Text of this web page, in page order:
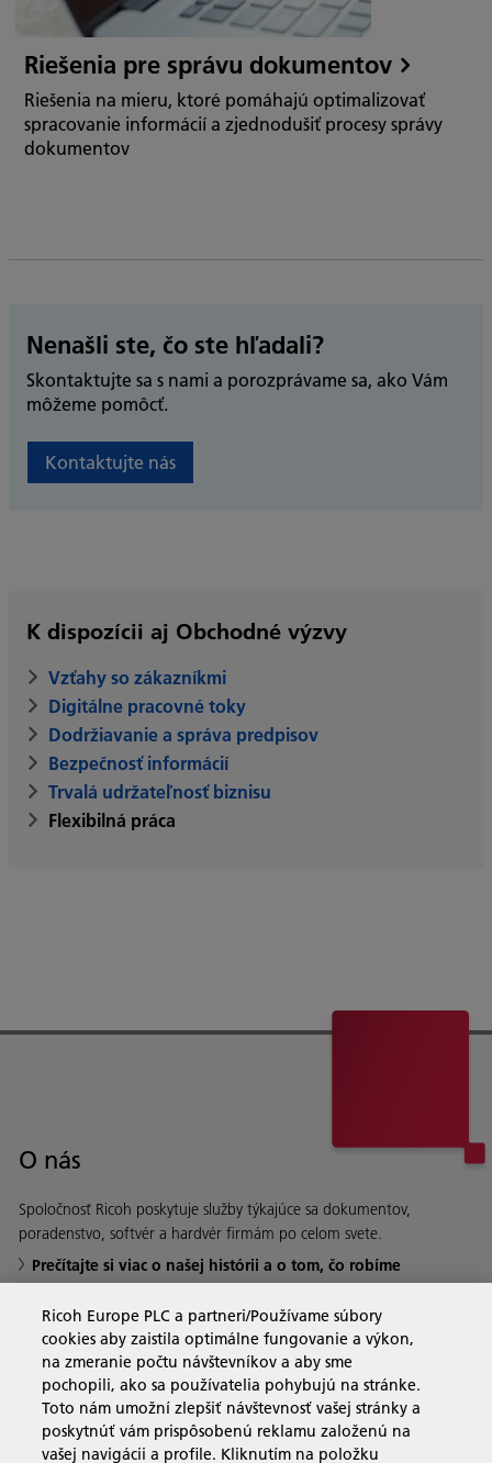
Riešenia pre správu dokumentov
Riešenia na mieru, ktoré pomáhajú optimalizovať
spracovanie informácií a zjednodušiť procesy správy
dokumentov
Nenašli ste, čo ste hľadali?
Skontaktujte sa s nami a porozprávame sa, ako Vám
môžeme pomôcť.
Kontaktujte nás
K dispozícii aj Obchodné výzvy
Vzťahy so zákazníkmi
Digitálne pracovné toky
Dodržiavanie a správa predpisov
Bezpečnosť informácií
Trvalá udržateľnosť biznisu
Flexibilná práca
O nás
Spoločnosť Ricoh poskytuje služby týkajúce sa dokumentov,
poradenstvo, softvér a hardvér firmám po celom svete.
Prečítajte si viac o našej histórii a o tom, čo robíme
Obchodné riešenia
Produkty a služby
Ricoh Europe PLC a partneri/Používame súbory
cookies aby zaistila optimálne fungovanie a výkon,
na zmeranie počtu návštevníkov a aby sme
pochopili, ako sa používatelia pohybujú na stránke.
Toto nám umožní zlepšiť návštevnosť vašej stránky a
poskytnúť vám prispôsobenú reklamu založenú na
vašej navigácii a profile. Kliknutím na položku